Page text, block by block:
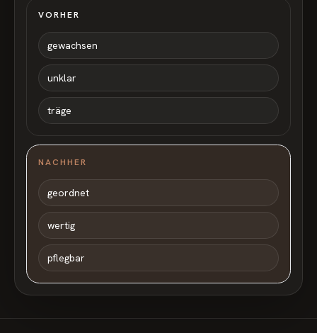
VORHER
gewachsen
unklar
träge
NACHHER
geordnet
wertig
pflegbar